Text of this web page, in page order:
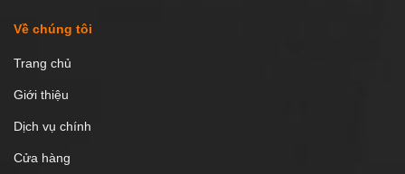
Về chúng tôi
Trang chủ
Giới thiệu
Dịch vụ chính
Cửa hàng